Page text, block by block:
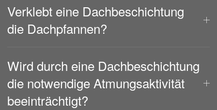
Verklebt eine Dachbeschichtung
die Dachpfannen?
Wird durch eine Dachbeschichtung
die notwendige Atmungsaktivität
beeinträchtigt?